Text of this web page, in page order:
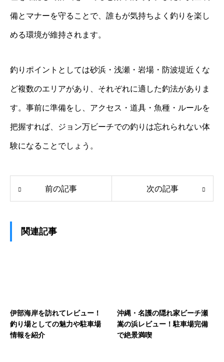
備とマナーを守ることで、誰もが気持ちよく釣りを楽し
める環境が維持されます。
釣りポイントとしては砂浜・浅瀬・岩場・防波堤近くな
ど複数のエリアがあり、それぞれに適した釣法がありま
す。事前に準備をし、アクセス・道具・魚種・ルールを
把握すれば、ジョン万ビーチでの釣りは忘れられない体
験になることでしょう。
前の記事 次の記事
関連記事
伊部海岸を訪れてレビュー！
釣り場としての魅力や駐車場
情報を紹介
沖縄・名護の隠れ家ビーチ瀬
嵩の浜レビュー！駐車場完備
で絶景満喫